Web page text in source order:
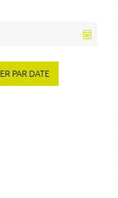
PAR DATE